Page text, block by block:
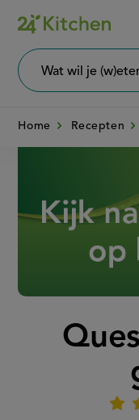
Overslaan
en
naar
wil
Home Recepten